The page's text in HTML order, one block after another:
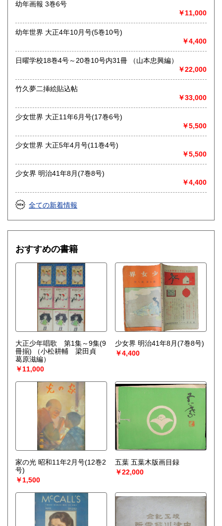
取り扱い分野
ベル、紙モノ全般
幼年画報 3巻6号
￥11,000
幼年世界 大正4年10月号(5巻10号)
￥4,400
日曜学校18巻4号～20巻10号内31冊 （山本忠興編）
￥22,000
竹久夢二挿絵貼込帖
￥33,000
少女世界 大正11年6月号(17巻6号)
￥5,500
少女世界 大正5年4月号(11巻4号)
￥5,500
少女界 明治41年8月(7巻8号)
￥4,400
全ての新着情報
おすすめの書籍
大正少年唱歌 第1集～9集(9
冊揃)
（小松耕輔 梁田貞
葛原滋編）
￥11,000
少女界 明治41年8月(7巻8号)
￥4,400
家の光 昭和11年2月号(12巻2
号)
￥1,500
五葉 五葉木版画目録
￥22,000